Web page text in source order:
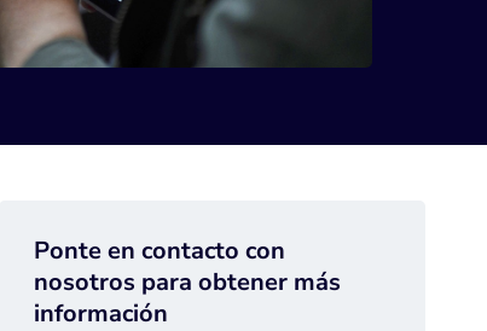
Ponte en contacto con
nosotros para obtener más
información